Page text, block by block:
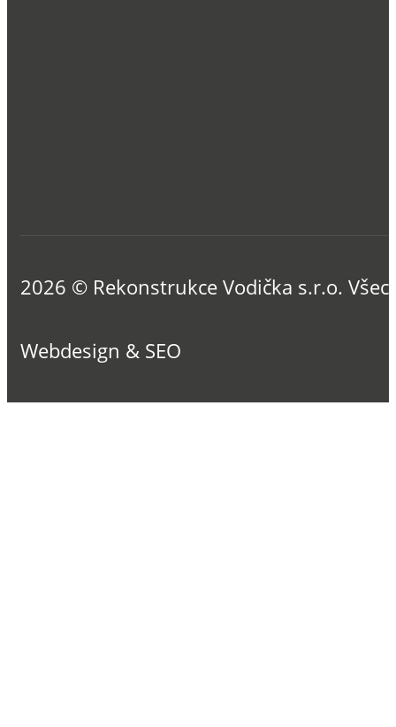
2026 © Rekonstrukce Vodička s.r.o.
Webdesign & SEO